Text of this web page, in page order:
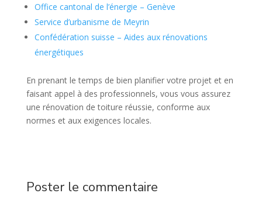
Office cantonal de l’énergie – Genève
Service d’urbanisme de Meyrin
Confédération suisse – Aides aux rénovations
énergétiques
En prenant le temps de bien planifier votre projet et en
faisant appel à des professionnels, vous vous assurez
une rénovation de toiture réussie, conforme aux
normes et aux exigences locales.
Poster le commentaire